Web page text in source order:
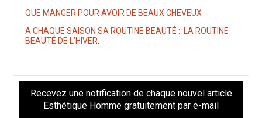
QUE MANGER POUR AVOIR DE BEAUX CHEVEUX
A CHAQUE SAISON SA ROUTINE BEAUTÉ : LA ROUTINE
BEAUTÉ DE L’HIVER.
Recevez une notification de chaque nouvel article
Esthétique Homme gratuitement par e-mail